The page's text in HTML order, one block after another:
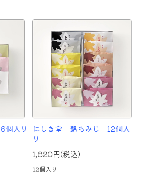
入り
にしき堂 錦もみじ 12個入
り
1,820円(税込)
12個入り